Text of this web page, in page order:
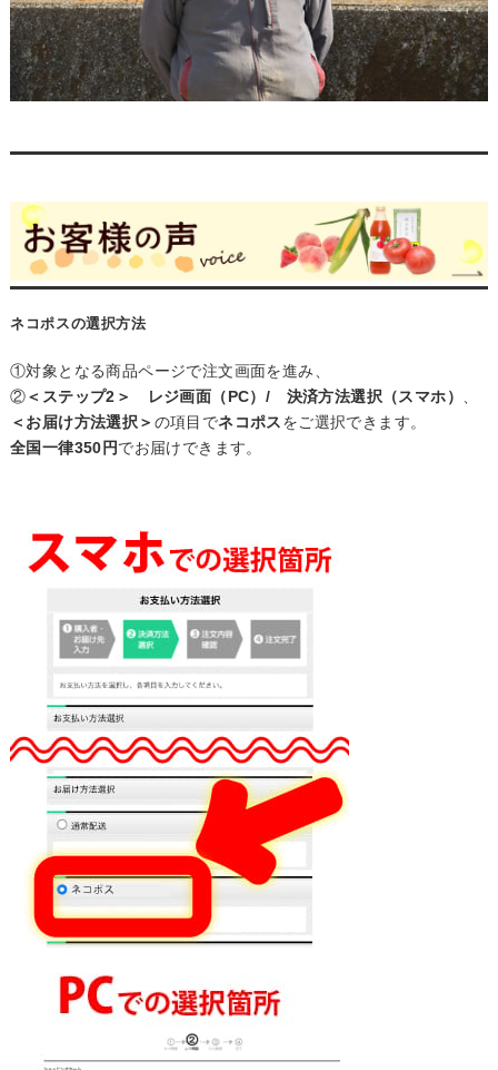
ネコポスの選択方法
①対象となる商品ページで注文画面を進み、
②＜ステップ2＞ レジ画面（PC）/ 決済方法選択（スマホ） 、
＜お届け方法選択＞ の項目でネコポスをご選択できます。
全国一律350円でお届けできます。